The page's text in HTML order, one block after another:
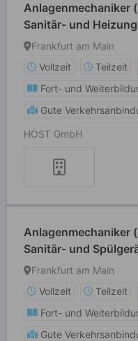
Anlagenmechaniker
Sanitär- und
Frankfurt am Main
Vollzeit
Teilzeit
Fort- und
Gute
HOST GmbH
Anlagenmechaniker
Sanitär- und
Frankfurt am Main
Vollzeit
Teilzeit
Fort- und
Gute